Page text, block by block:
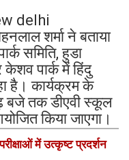
delhi
शर्मा ने बताया
समिति, हुडा
केशव पार्क में हिंदु
है। कार्यक्रम के
बजे तक डीएवी स्कूल
किया जाएगा।
में उत्कृष्ट प्रदर्शन